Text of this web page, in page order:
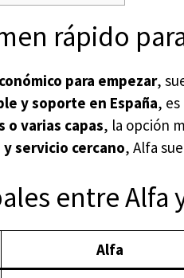
rápido
para empezar,
y soporte en España,
varias capas, la opción
servicio cercano, Alfa
entre Alfa
Alfa